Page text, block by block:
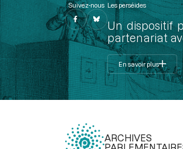
Suivez-nous Les perséides
Un dispositif
partenariat
En savoir plus
ARCHIVES